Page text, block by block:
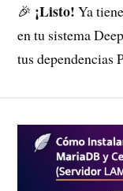
🎉 ¡Listo! Ya
en tu sistema
tus dependencias